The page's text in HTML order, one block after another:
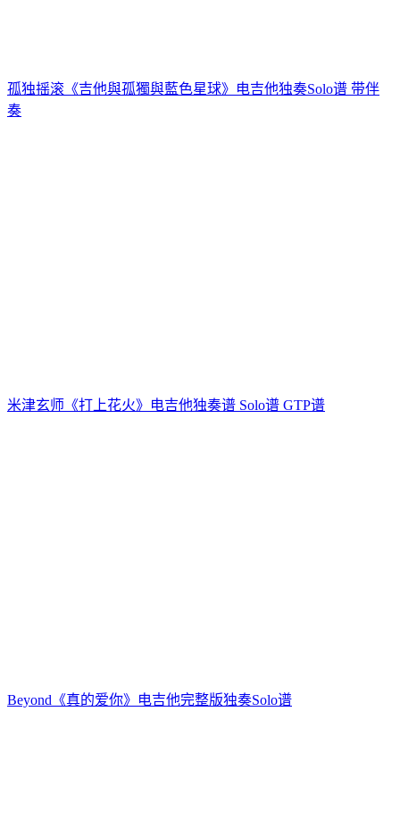
孤独摇滚《吉他與孤獨與藍色星球》电吉他独奏Solo谱 带伴
奏
米津玄师《打上花火》电吉他独奏谱 Solo谱 GTP谱
Beyond《真的爱你》电吉他完整版独奏Solo谱